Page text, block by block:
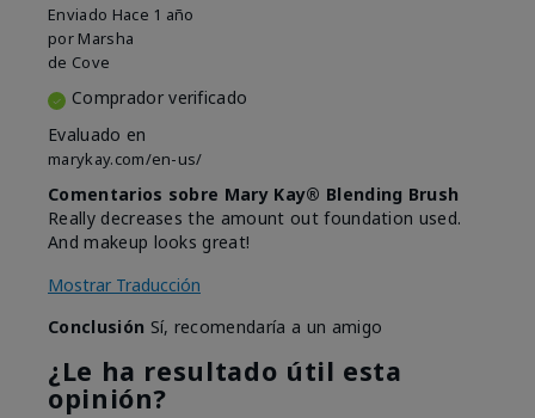
Enviado Hace 1 año
por Marsha
de Cove
Comprador verificado
Evaluado en
marykay.com/en-us/
Comentarios sobre Mary Kay® Blending Brush
Really decreases the amount out foundation used.
And makeup looks great!
Mostrar Traducción
Conclusión Sí, recomendaría a un amigo
¿Le ha resultado útil esta
opinión?